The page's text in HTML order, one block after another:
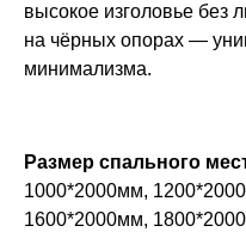
высокое изголовье без
на чёрных опорах —
минимализма.
Размер спального
1000*2000мм,
1600*2000мм,